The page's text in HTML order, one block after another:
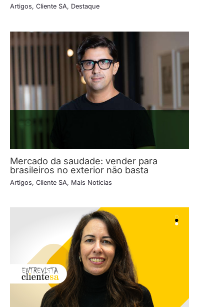
Artigos, Cliente SA, Destaque
Mercado da saudade: vender para
brasileiros no exterior não basta
Artigos, Cliente SA, Mais Notícias